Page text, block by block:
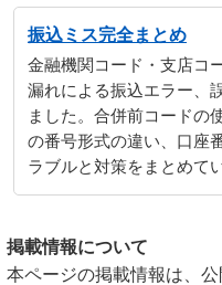
振込ミス完全まとめ
金融機関コード・支店コ
漏れによる振込エラー、
ました。合併前コードの
の番号形式の違い、口座
ラブルと対策をまとめて
掲載情報について
本ページの掲載情報は、